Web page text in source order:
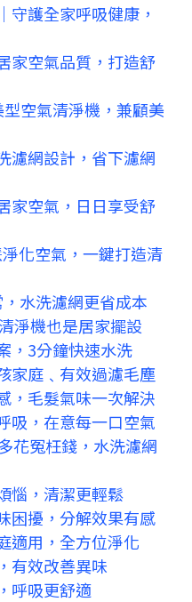
守護全家呼吸健康，
家空氣品質，打造舒
空氣清淨機，兼顧美
濾網設計，省下濾網
家空氣，日日享受舒
化空氣，一鍵打造清
水洗濾網更省成本
淨機也是居家擺設
，3分鐘快速水洗
家庭﹑有效過濾毛塵
，毛髮氣味一次解決
吸，在意每一口空氣
花冤枉錢，水洗濾網
惱，清潔更輕鬆
困擾，分解效果有感
適用，全方位淨化
有效改善異味
呼吸更舒適